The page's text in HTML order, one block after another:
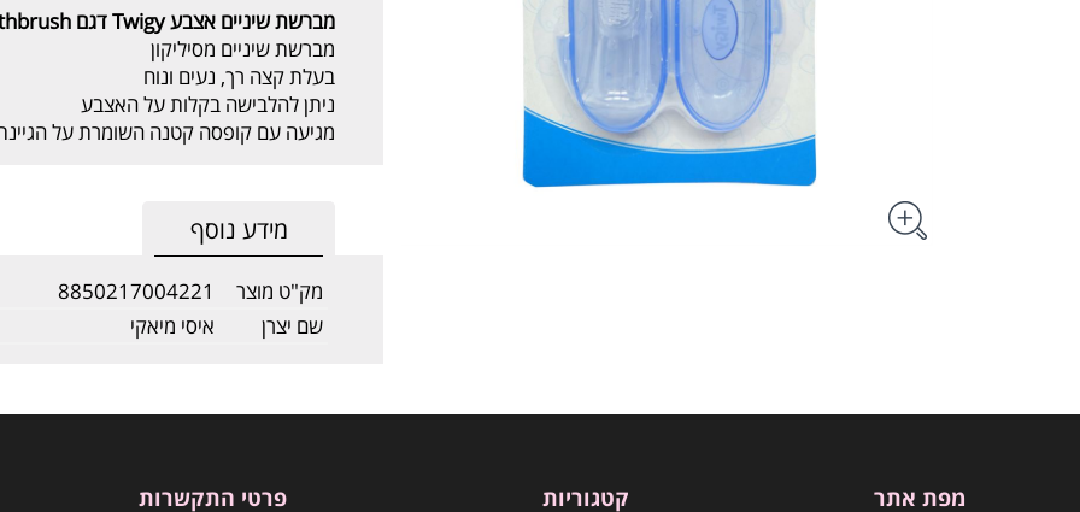
מברשת שיניים אצבע Twigy דגם
מברשת שיניים מסיליקון
בעלת קצה רך, נעים ונוח
ניתן להלבישה בקלות על האצבע
מגיעה עם קופסה קטנה השומרת על
מידע נוסף
מק"ט מוצר
8850217004221
שם יצרן
איסי מיאקי
מפת אתר קטגוריות פרטי התקשרות